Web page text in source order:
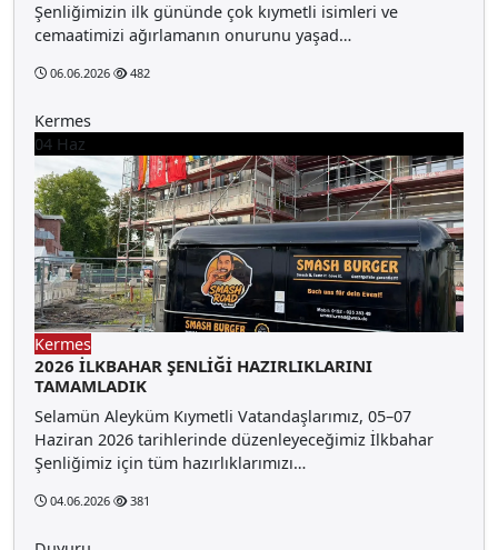
Şenliğimizin ilk gününde çok kıymetli isimleri ve
cemaatimizi ağırlamanın onurunu yaşad…
06.06.2026 482
Kermes
04 Haz
Kermes
2026 İLKBAHAR ŞENLİĞİ HAZIRLIKLARINI
TAMAMLADIK
Selamün Aleyküm Kıymetli Vatandaşlarımız, 05–07
Haziran 2026 tarihlerinde düzenleyeceğimiz İlkbahar
Şenliğimiz için tüm hazırlıklarımızı…
04.06.2026 381